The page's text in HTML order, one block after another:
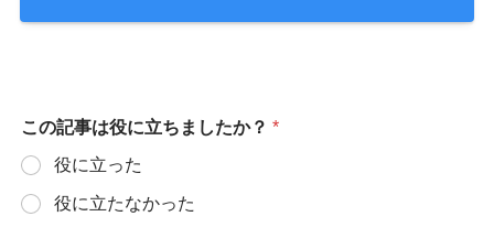
この記事は役に立ちましたか？ *
役に立った
役に立たなかった